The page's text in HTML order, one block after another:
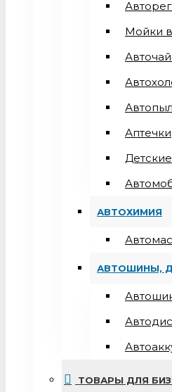
Мойки
Аптечки
АВТОХИМИЯ
АВТОШИНЫ,
ТОВАРЫ ДЛЯ